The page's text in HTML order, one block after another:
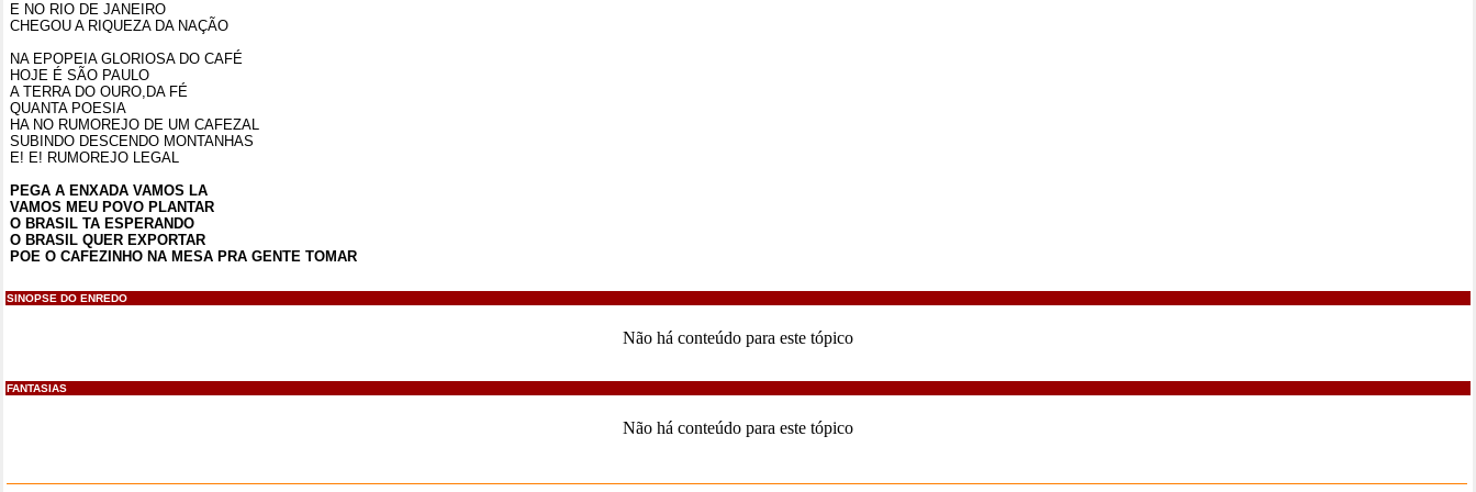
E NO RIO DE JANEIRO
CHEGOU ARIQUEZA DA NAÇÃO
NA EPOPEIA GLORIOSA DO CAFÉ
HOJE É SÃO PAULO
A TERRA DO OURO,DAFÉ
QUANTA POESIA
HA NO RUMOREJO DE UM CAFEZAL
SUBINDO DESCENDO MONTANHAS
E! E! RUMOREJO LEGAL
PEGA A ENXADA VAMOS LA
VAMOS MEU POVO PLANTAR
O BRASIL TA ESPERANDO
O BRASIL QUER EXPORTAR
POE O CAFEZINHO NA MESA PRA GENTE TOMAR
SINOPSE DO ENREDO
Não há conteúdo para este tópico
FANTASIAS
Não há conteúdo para este tópico